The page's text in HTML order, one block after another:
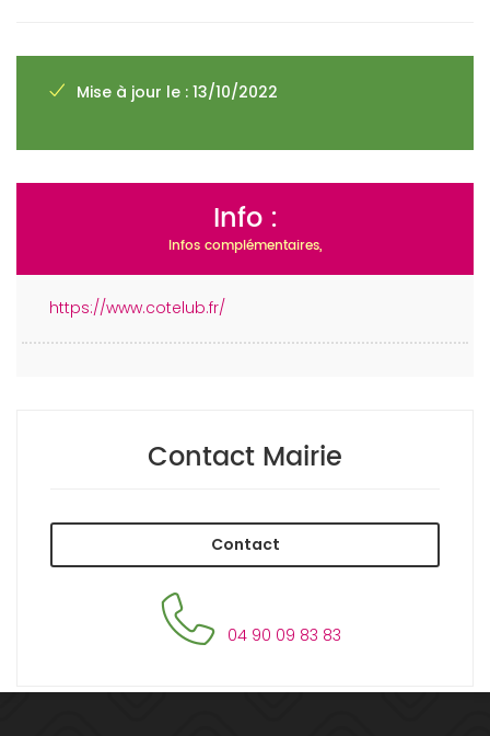
Mise à jour le : 13/10/2022
Info :
Infos complémentaires,
https://www.cotelub.fr/
Contact Mairie
Contact
04 90 09 83 83